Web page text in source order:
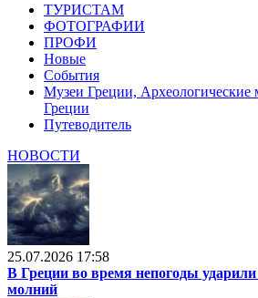
ТУРИСТАМ
ФОТОГРАФИИ
ПРОФИ
Новые
События
Музеи Греции,
Греции
Путеводитель
НОВОСТИ
25.07.2026 17:58
В Греции во время непогоды ударили
молний